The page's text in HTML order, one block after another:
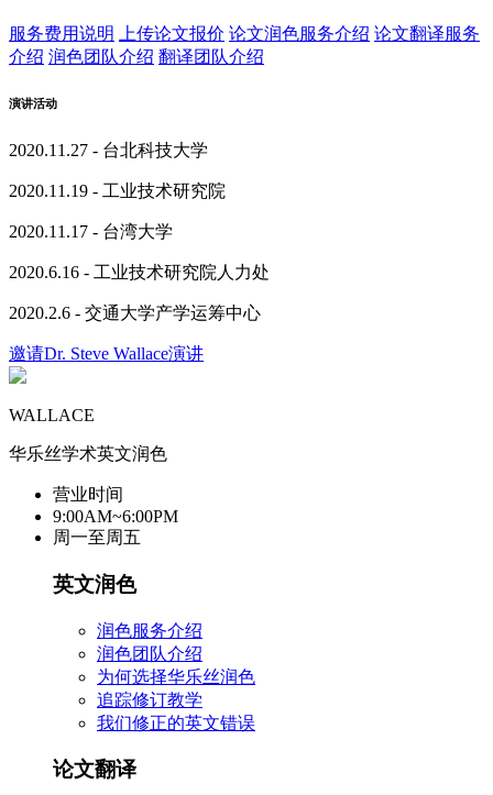
服务费用说明 上传论文报价 论文润色服务介绍 论文翻译服务
介绍 润色团队介绍 翻译团队介绍
演讲活动
2020.11.27 - 台北科技大学
2020.11.19 - 工业技术研究院
2020.11.17 - 台湾大学
2020.6.16 - 工业技术研究院人力处
2020.2.6 - 交通大学产学运筹中心
邀请Dr. Steve Wallace演讲
WALLACE
华乐丝学术英文润色
营业时间
9:00AM~6:00PM
周一至周五
英文润色
润色服务介绍
润色团队介绍
为何选择华乐丝润色
追踪修订教学
我们修正的英文错误
论文翻译